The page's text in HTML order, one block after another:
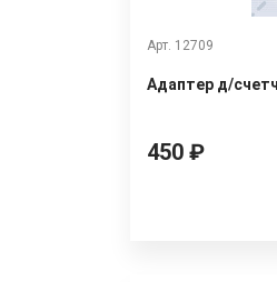
Арт. 12709
Адаптер д/
450 ₽